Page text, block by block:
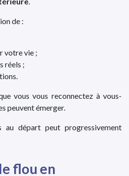
de :
votre vie ;
réels ;
vous vous reconnectez à vous-
peuvent émerger.
au départ peut progressivement
flou en